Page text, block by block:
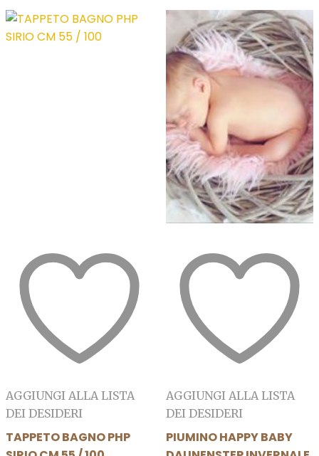
varianti.
Le
opzioni
possono
essere
scelte
nella
pagina
del
prodotto
AGGIUNGI ALLA LISTA
DEI DESIDERI
TAPPETO BAGNO PHP
AGGIUNGI ALLA LISTA
DEI DESIDERI
PIUMINO HAPPY BABY